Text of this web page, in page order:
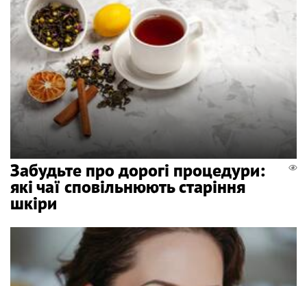
Забудьте про дорогі процедури:
які чаї сповільнюють старіння
шкіри